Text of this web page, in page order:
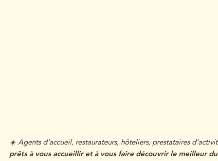
☀️Agents d'accueil, restaurateurs, hôteliers, prestataires
prêts à vous accueillir et à vous faire découvrir le meilleur du